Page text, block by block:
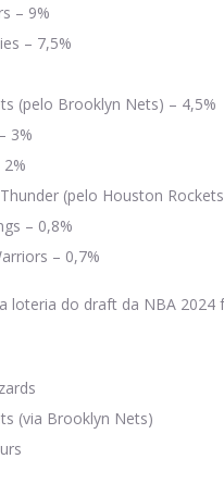
– 9%
– 7,5%
(pelo Brooklyn Nets) – 4,5%
3%
(pelo Houston
– 0,8%
– 0,7%
loteria do draft da NBA 2024
(via Brooklyn Nets)